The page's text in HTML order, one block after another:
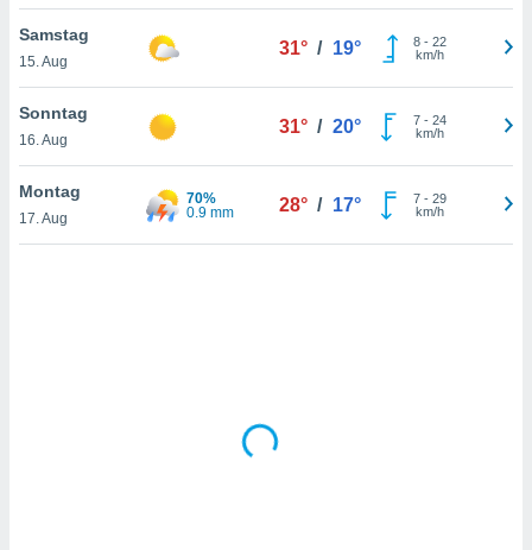
Samstag
15. Aug
31° / 19° 8- 22
km/h
Sonntag
16. Aug
31° / 20° 7- 24
km/h
Montag
17. Aug
70%
0.9 mm
28° / 17° 7- 29
km/h